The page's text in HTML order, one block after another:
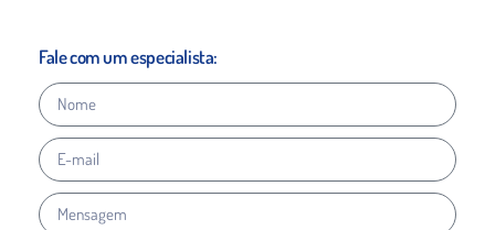
Fale com um especialista: